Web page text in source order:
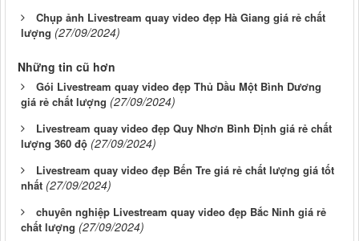
Chụp ảnh Livestream quay video đẹp Hà Giang giá rẻ chất
lượng (27/09/2024)
Những tin cũ hơn
Gói Livestream quay video đẹp Thủ Dầu Một Bình Dương
giá rẻ chất lượng (27/09/2024)
Livestream quay video đẹp Quy Nhơn Bình Định giá rẻ chất
lượng 360 độ (27/09/2024)
Livestream quay video đẹp Bến Tre giá rẻ chất lượng giá tốt
nhất (27/09/2024)
chuyên nghiệp Livestream quay video đẹp Bắc Ninh giá rẻ
chất lượng (27/09/2024)